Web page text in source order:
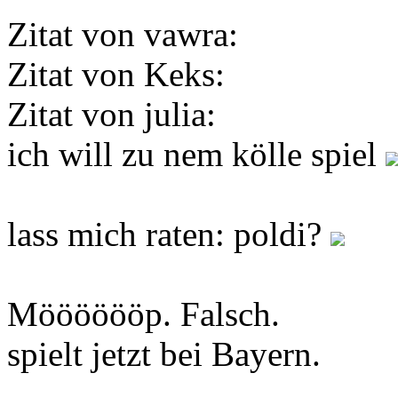
Zitat von vawra:
Zitat von Keks:
Zitat von julia:
ich will zu nem kölle spiel
lass mich raten: poldi?
Mööööööp. Falsch.
spielt jetzt bei Bayern.